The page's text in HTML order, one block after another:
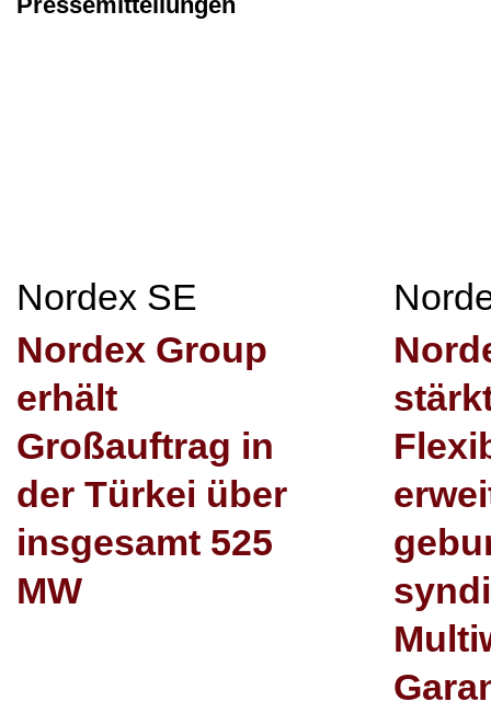
Nordex SE
Nordex Group
erhält
Großauftrag in
der Türkei über
insgesamt 525
MW